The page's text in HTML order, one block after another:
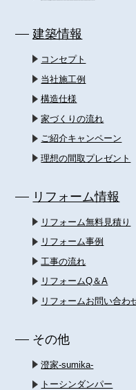
建築情報
コンセプト
当社施工例
構造仕様
家づくりの流れ
ご紹介キャンペーン
理想の間取プレゼント
リフォーム情報
リフォーム無料見積り
リフォーム事例
工事の流れ
リフォームQ＆A
リフォームお問い合わ
その他
澄家-sumika-
トーシンダンパー